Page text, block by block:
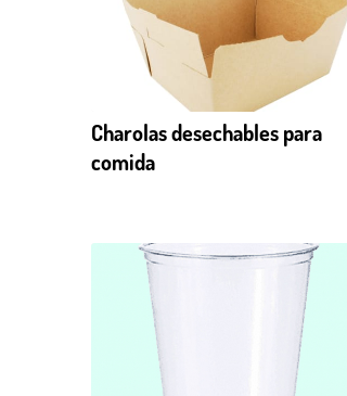
Charolas desechables para
comida